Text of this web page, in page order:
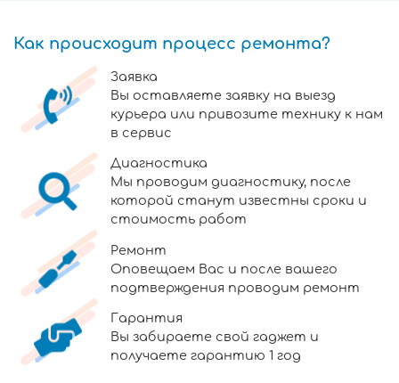
Как происходит процесс ремонта?
Заявка
Вы оставляете заявку на выезд
курьера или привозите технику к нам
в сервис
Диагностика
Мы проводим диагностику, после
которой станут известны сроки и
стоимость работ
Ремонт
Оповещаем Вас и после вашего
подтверждения проводим ремонт
Гарантия
Вы забираете свой гаджет и
получаете гарантию 1 год